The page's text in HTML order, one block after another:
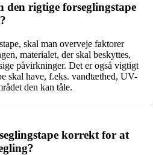
rigtige forseglingstape
skal man overveje faktorer
materialet, der skal beskyttes,
påvirkninger. Det er også vigtigt
skal have, f.eks. vandtæthed, UV-
den kan tåle.
korrekt for at